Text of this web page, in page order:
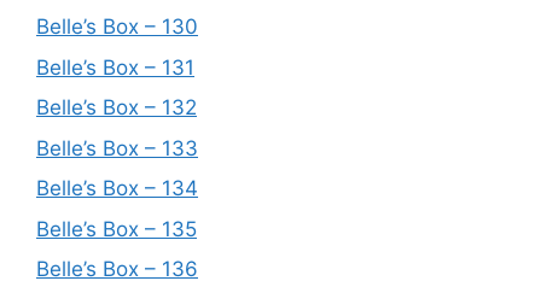
Belle’s Box – 130
Belle’s Box – 131
Belle’s Box – 132
Belle’s Box – 133
Belle’s Box – 134
Belle’s Box – 135
Belle’s Box – 136